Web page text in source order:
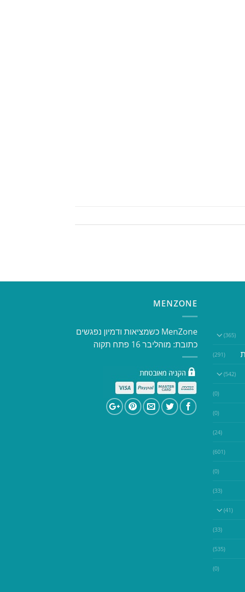
(365)
(291)
(542)
(0)
(0)
(24)
(601)
(0)
(33)
(41)
(33)
(535)
(0)
MENZONE
​​MenZone כשמציאות ודמיון נפגשים​
כתובת: מוהליבר 16 פתח תקוה